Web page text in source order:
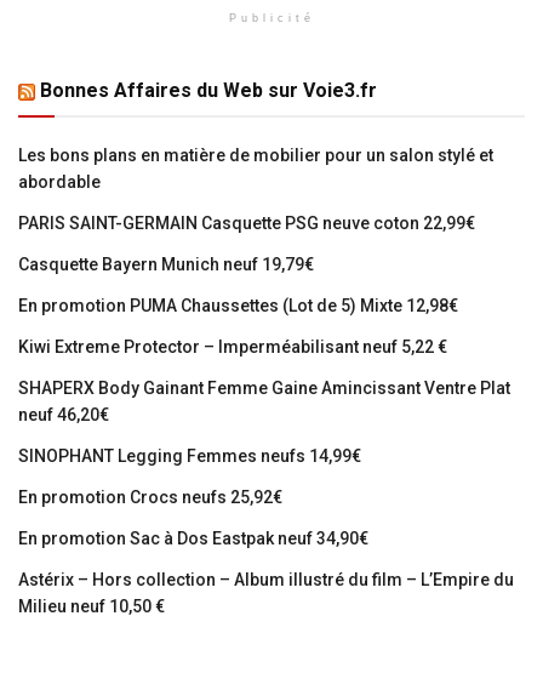
Publicité
Bonnes Affaires du Web sur Voie3.fr
Les bons plans en matière de mobilier pour un salon stylé et
abordable
PARIS SAINT-GERMAIN Casquette PSG neuve coton 22,99€
Casquette Bayern Munich neuf 19,79€
En promotion PUMA Chaussettes (Lot de 5) Mixte 12,98€
Kiwi Extreme Protector – Imperméabilisant neuf 5,22 €
SHAPERX Body Gainant Femme Gaine Amincissant Ventre Plat
neuf 46,20€
SINOPHANT Legging Femmes neufs 14,99€
En promotion Crocs neufs 25,92€
En promotion Sac à Dos Eastpak neuf 34,90€
Astérix – Hors collection – Album illustré du film – L’Empire du
Milieu neuf 10,50 €